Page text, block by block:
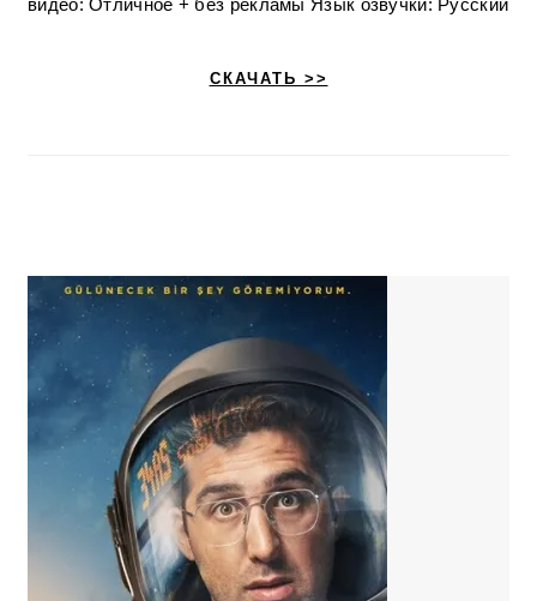
видео: Отличное + без рекламы Язык озвучки: Русский
СКАЧАТЬ >>